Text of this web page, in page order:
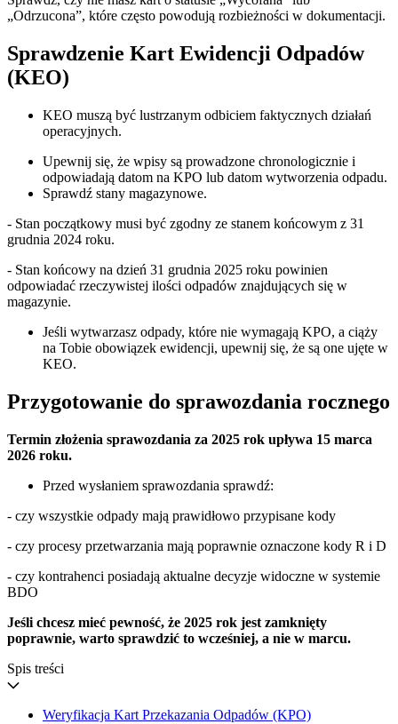
„Odrzucona”, które często powodują rozbieżności w dokumentacji.
Sprawdzenie Kart Ewidencji Odpadów
(KEO)
KEO muszą być lustrzanym odbiciem faktycznych działań
operacyjnych.
Upewnij się, że wpisy są prowadzone chronologicznie i
odpowiadają datom na KPO lub datom wytworzenia odpadu.
Sprawdź stany magazynowe.
- Stan początkowy musi być zgodny ze stanem końcowym z 31
grudnia 2024 roku.
- Stan końcowy na dzień 31 grudnia 2025 roku powinien
odpowiadać rzeczywistej ilości odpadów znajdujących się w
magazynie.
Jeśli wytwarzasz odpady, które nie wymagają KPO, a ciąży
na Tobie obowiązek ewidencji, upewnij się, że są one ujęte w
KEO.
Przygotowanie do sprawozdania rocznego
Termin złożenia sprawozdania za 2025 rok upływa 15 marca
2026 roku.
Przed wysłaniem sprawozdania sprawdź:
- czy wszystkie odpady mają prawidłowo przypisane kody
- czy procesy przetwarzania mają poprawnie oznaczone kody R i D
- czy kontrahenci posiadają aktualne decyzje widoczne w systemie
BDO
Jeśli chcesz mieć pewność, że 2025 rok jest zamknięty
poprawnie, warto sprawdzić to wcześniej, a nie w marcu.
Spis treści
Weryfikacja Kart Przekazania Odpadów (KPO)